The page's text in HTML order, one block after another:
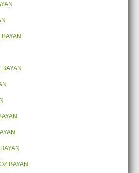
BAYAN
BAYAN